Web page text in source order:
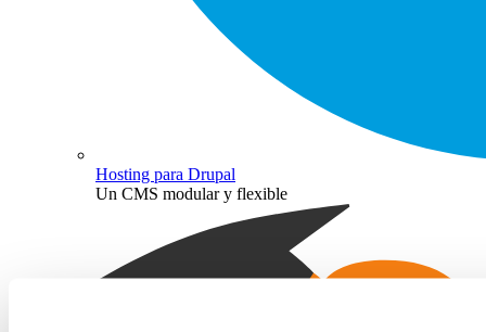
Hosting para Drupal
Un CMS modular y flexible